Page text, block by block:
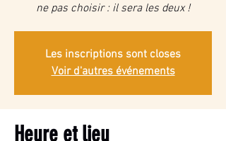
ne pas choisir : il sera les deux !
Les inscriptions sont closes
Voir d'autres événements
Heure et lieu